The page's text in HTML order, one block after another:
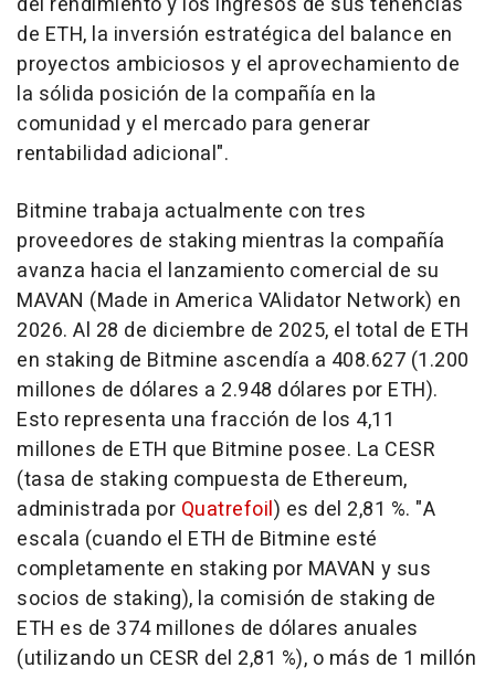
de ETH, la inversión estratégica del balance en
proyectos ambiciosos y el aprovechamiento de
la sólida posición de la compañía en la
comunidad y el mercado para generar
rentabilidad adicional".
Bitmine trabaja actualmente con tres
proveedores de staking mientras la compañía
avanza hacia el lanzamiento comercial de su
MAVAN (Made in America VAlidator Network) en
2026. Al 28 de diciembre de 2025, el total de ETH
en staking de Bitmine ascendía a 408.627 (1.200
millones de dólares a 2.948 dólares por ETH).
Esto representa una fracción de los 4,11
millones de ETH que Bitmine posee. La CESR
(tasa de staking compuesta de Ethereum,
administrada por Quatrefoil) es del 2,81 %. "A
escala (cuando el ETH de Bitmine esté
completamente en staking por MAVAN y sus
socios de staking), la comisión de staking de
ETH es de 374 millones de dólares anuales
(utilizando un CESR del 2,81 %), o más de 1 millón